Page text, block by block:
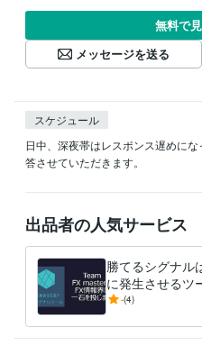
無料で
メッセージを送る
スケジュール
日中、深夜帯はレスポンス遅めに
答させていただきます。
出品者の人気サービス
勝てるシグナル
に発生させるツ
代未聞？勝てる
ツール
-(4)